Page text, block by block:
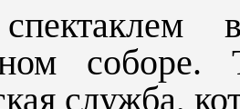
соборе.
служба,